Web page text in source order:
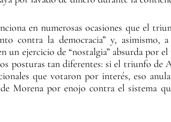
en numerosas ocasiones que el
contra la democracia” y, asimismo,
un ejercicio de “nostalgia” absurda por
posturas tan diferentes: si el triunfo de
que votaron por interés, eso
Morena por enojo contra el sistema